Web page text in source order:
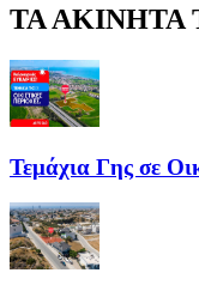
ΤΑ
Τεμάχια Γης σε